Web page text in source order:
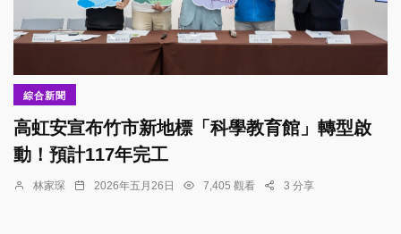
綜合新聞
高虹安宣布竹市新地標「科學教育館」轉型啟
動！預計117年完工
林家琛 2026年五月26日 7,405 觀看 3 分享